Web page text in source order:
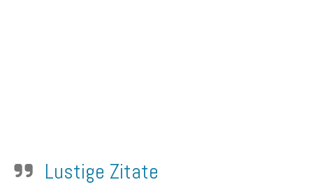
Lustige Zitate